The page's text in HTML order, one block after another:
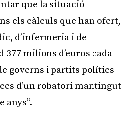
que la situació
els càlculs que han ofert,
d’infermeria i de
377 milions d’euros cada
governs i partits polítics
d’un robatori mantingut
anys”.